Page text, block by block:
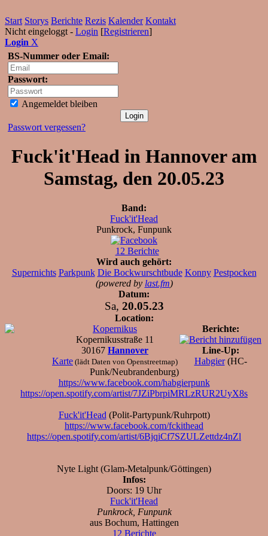
Start Storys Berichte Rezis Kalender Kontakt
Nicht eingeloggt - Login [Registrieren]
Login X
BS-Nummer oder Email:
Passwort:
Angemeldet bleiben
Passwort vergessen?
Fuck'it'Head in Hannover am
Samstag, den 20.05.23
Band:
Fuck'it'Head
Punkrock, Funpunk
12 Berichte
Wird auch gehört:
Supernichts Parkpunk Die Bockwurschtbude Konny Pestpocken
(powered by last.fm)
Datum:
Sa, 20.05.23
Location:
Kopernikus
Kopernikusstraße 11
30167 Hannover
Karte (lädt Daten von Openstreetmap)
Berichte:
Line-Up:
Habgier(HC-
Punk/Neubrandenburg)
https://www.facebook.com/habgierpunk
https://open.spotify.com/artist/7JZiPbrpiMRLzRUR2UyX8s
Fuck'it'Head (Polit-Partypunk/Ruhrpott)
https://www.facebook.com/fckithead
https://open.spotify.com/artist/6BjqiCf7SZULZettdz4nZl
Nyte Light (Glam-Metalpunk/Göttingen)
Infos:
Doors: 19 Uhr
Fuck'it'Head
Punkrock, Funpunk
aus Bochum, Hattingen
12 Berichte